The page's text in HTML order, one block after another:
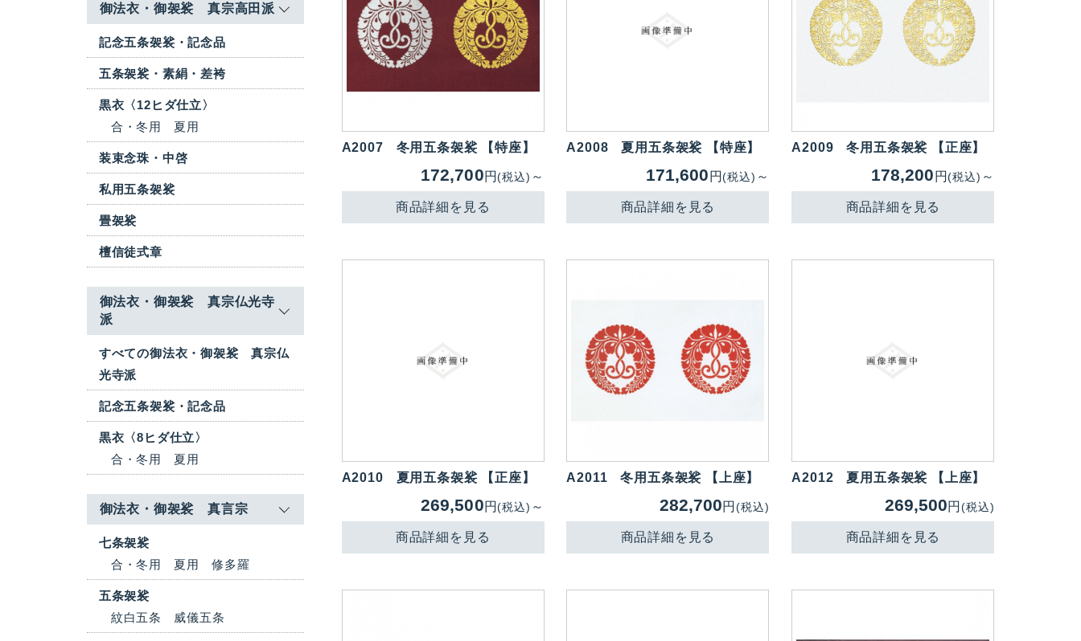
A2007 冬用五条袈裟 【特座】
172,700円(税込) ～
商品詳細を見る
A2008 夏用五条袈裟 【特座】
171,600 円(税込) ～
商品詳細を見る
A2009 冬用五条袈裟 【正座】
178,200 円(税込) ～
商品詳細を見る
A2010 夏用五条袈裟 【正座】
269,500円(税込) ～
商品詳細を見る
A2011 冬用五条袈裟 【上座】
282,700円(税込)
商品詳細を見る
A2012 夏用五条袈裟 【上座】
269,500円(税込)
商品詳細を見る
御法衣・御袈裟 真宗高田派
記念五条袈裟・記念品
五条袈裟・素絹・差袴
黒衣〈12ヒダ仕立〉
合・冬用
夏用
装束念珠・中啓
私用五条袈裟
畳袈裟
檀信徒式章
御法衣・御袈裟 真宗仏光寺
派
すべての御法衣・御袈裟 真宗仏
光寺派
記念五条袈裟・記念品
黒衣〈8ヒダ仕立〉
合・冬用
夏用
御法衣・御袈裟 真言宗
七条袈裟
合・冬用
夏用 修多羅
五条袈裟
紋白五条
威儀五条